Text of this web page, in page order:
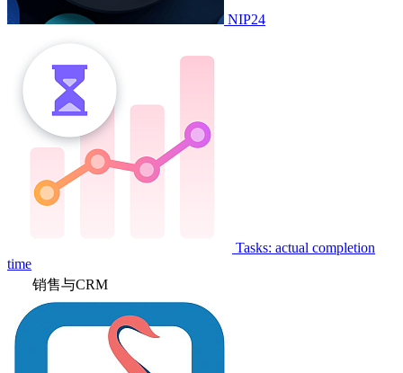
NIP24
Tasks: actual completion
time
销售与CRM